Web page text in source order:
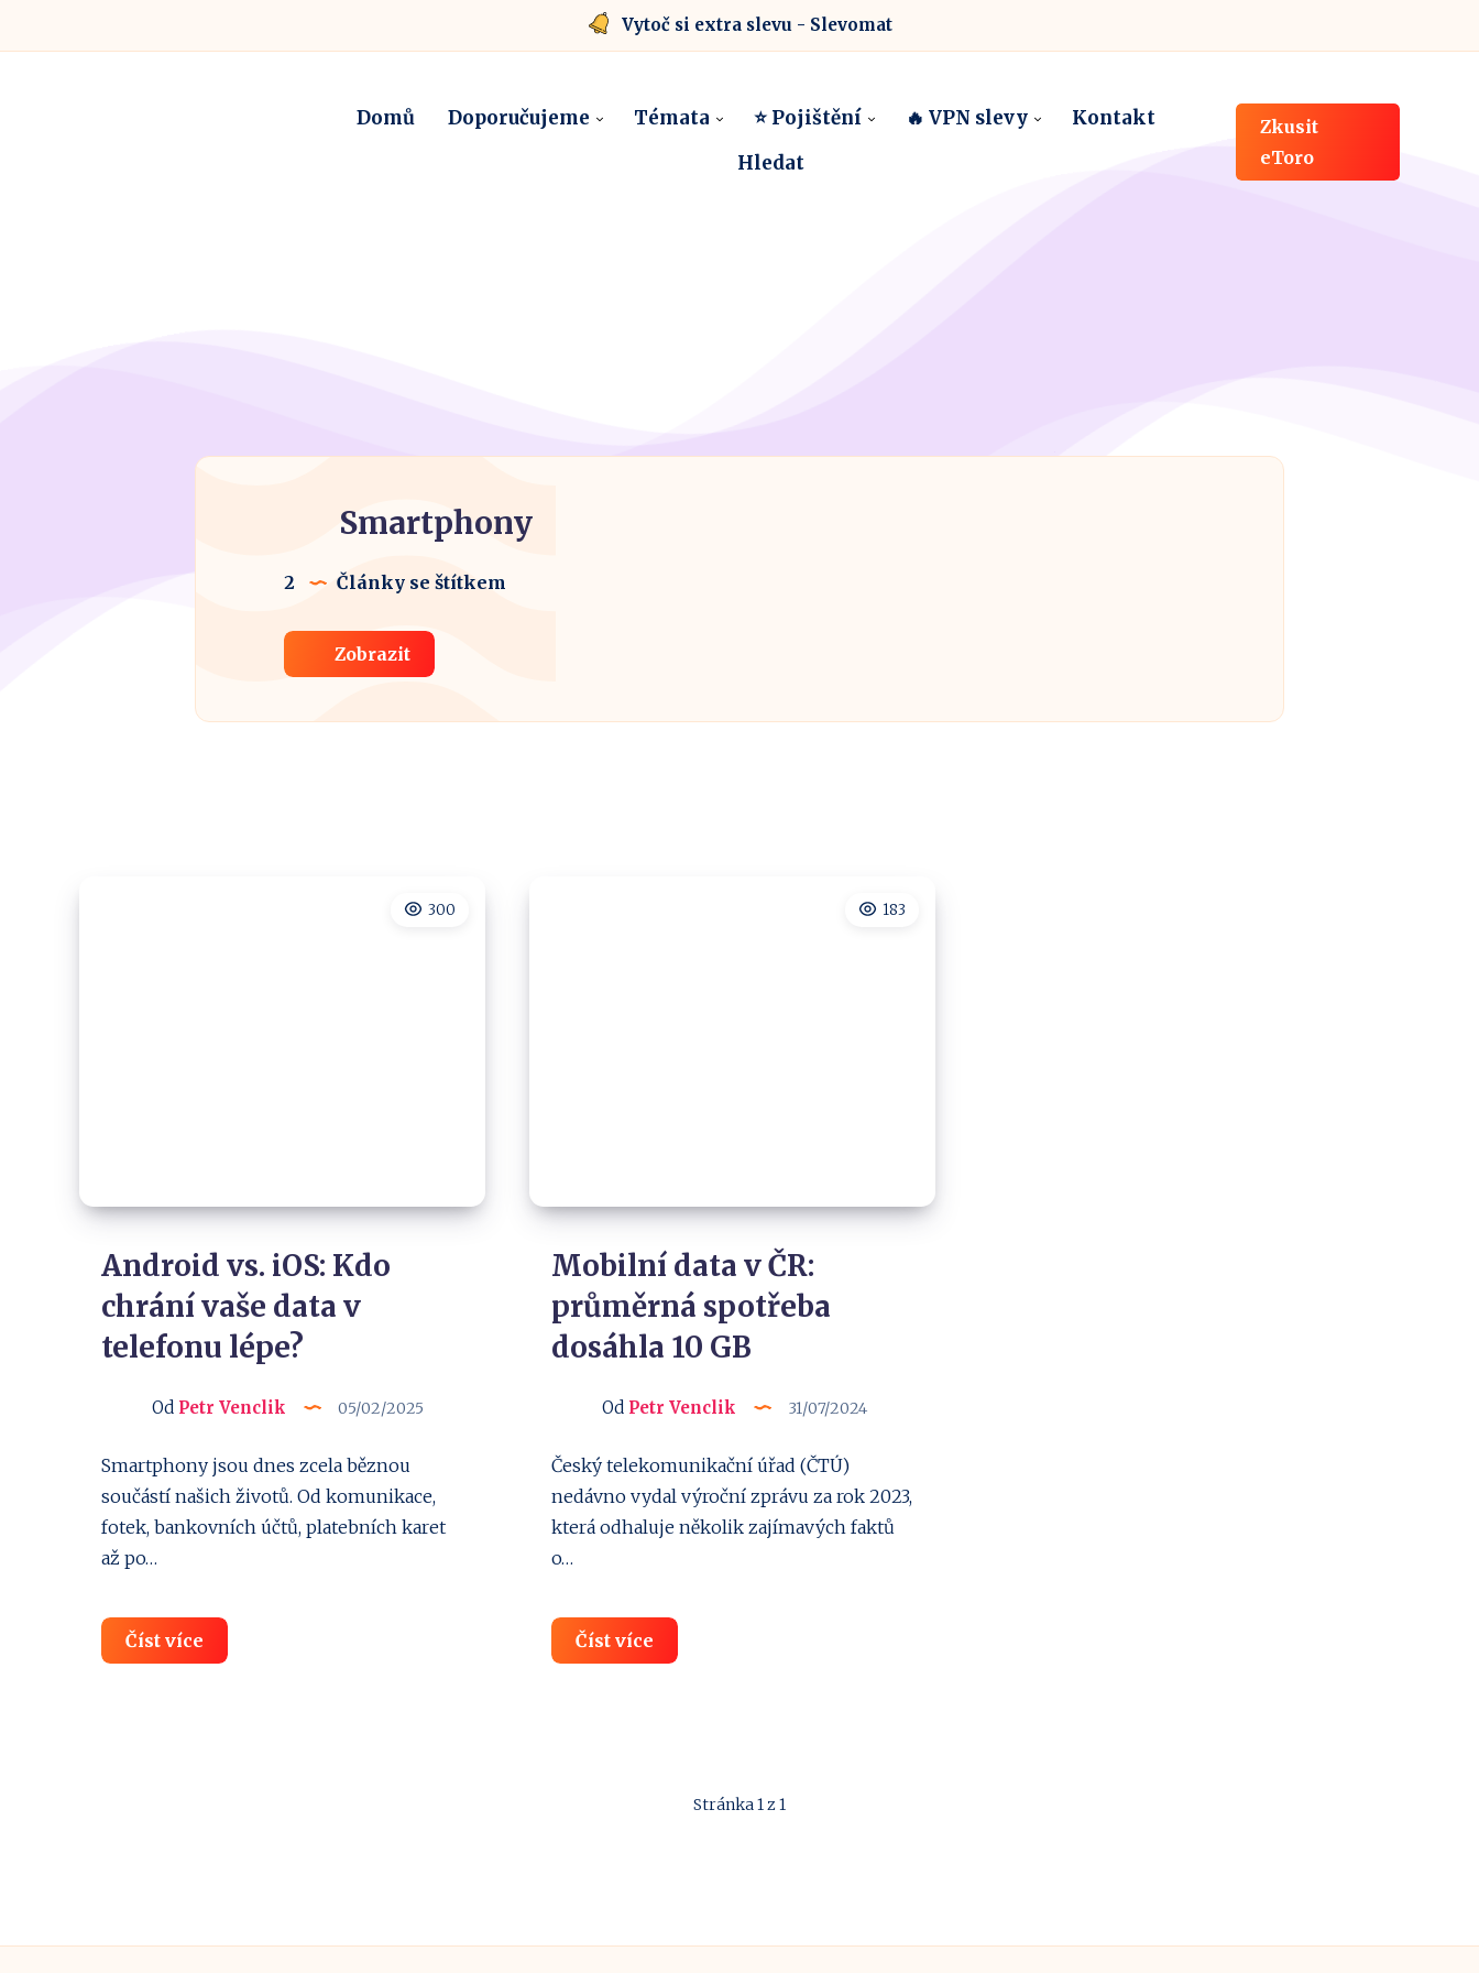
Vytoč si extra slevu - Slevomat
Domů Doporučujeme Témata ⭐ Pojištění 🔥 VPN slevy
Kontakt
Hledat
Zkusit
eToro
Smartphony
2 Články se štítkem
Zobrazit
300
Android vs. iOS: Kdo
chrání vaše data v
telefonu lépe?
Od Petr Venclik 05/02/2025
Smartphony jsou dnes zcela běznou
součástí našich životů. Od komunikace,
fotek, bankovních účtů, platebních karet
až po…
Číst více
vs.
183
Mobilní data v ČR:
průměrná spotřeba
dosáhla 10 GB
Od Petr Venclik 31/07/2024
Český telekomunikační úřad (ČTÚ)
nedávno vydal výroční zprávu za rok 2023,
která odhaluje několik zajímavých faktů
o…
Číst více
data
spotřebaStránka 1 z 1